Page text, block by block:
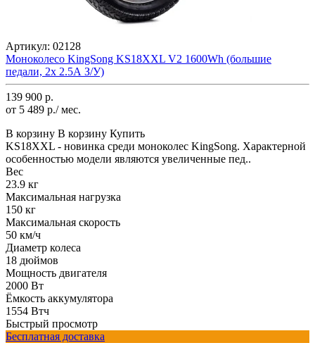
Артикул: 02128
Моноколесо KingSong KS18XXL V2 1600Wh (большие
педали, 2x 2.5А З/У)
139 900 р.
от 5 489 р./ мес.
В корзину В корзину Купить
KS18XXL - новинка среди моноколес KingSong. Характерной
особенностью модели являются увеличенные пед..
Вес
23.9 кг
Максимальная нагрузка
150 кг
Максимальная скорость
50 км/ч
Диаметр колеса
18 дюймов
Мощность двигателя
2000 Вт
Ёмкость аккумулятора
1554 Втч
Быстрый просмотр
Бесплатная доставка